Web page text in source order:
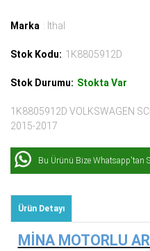
Marka : İthal
Stok Kodu: 1K8805912D
Stok Durumu: Stokta Var
1K8805912D VOLKSWAGEN
2015-2017
Bu Ürünü Bize Whatsapp'tan
Ürün Detayı
MİNA MOTORLU